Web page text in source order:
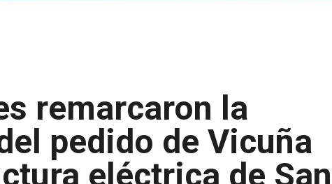
remarcaron la
pedido de Vicuña
eléctrica de San